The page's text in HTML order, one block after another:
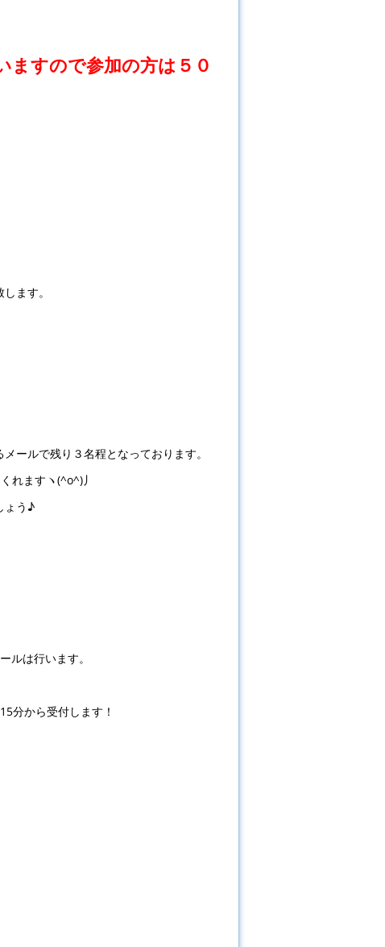
ますので参加の方は５０
ます。
ールで残り３名程となっております。
れますヽ(^o^)丿
ょう♪
ルは行います。
分から受付します！